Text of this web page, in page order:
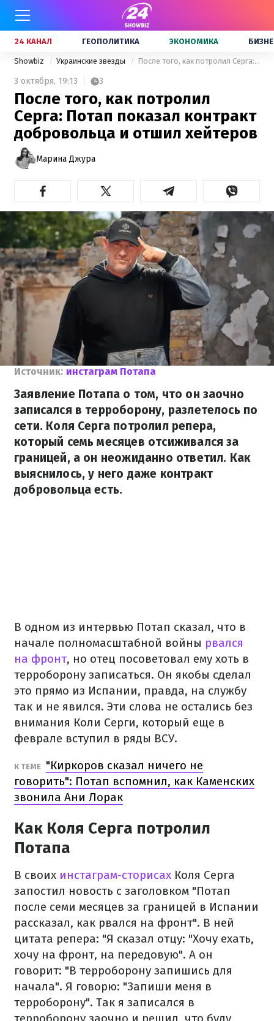
24 КАНАЛ ГЕОПОЛИТИКА ЭКОНОМИКА
Showbiz Украинские звезды После того, как потролил Серга: Потап показал контракт добровольца и отшил хейтеров
3 октября, 19:13 3
После того, как потролил
Серга: Потап показал контракт
добровольца и отшил хейтеров
Марина Джура
Источник: инстаграм Потапа
Заявление Потапа о том, что он заочно
записался в терроборону, разлетелось по
сети. Коля Серга потролил репера,
который семь месяцев отсиживался за
границей, а он неожиданно ответил. Как
выяснилось, у него даже контракт
добровольца есть.
В одном из интервью Потап сказал, что в
начале полномасштабной войны рвался
на фронт, но отец посоветовал ему хоть в
терроборону записаться. Он якобы сделал
это прямо из Испании, правда, на службу
так и не явился. Эти слова не остались без
внимания Коли Серги, который еще в
феврале вступил в ряды ВСУ.
К ТЕМЕ "Киркоров сказал ничего не
говорить": Потап вспомнил, как Каменских
звонила Ани Лорак
Как Коля Серга потролил
Потапа
В своих инстаграм-сторисах Коля Серга
запостил новость с заголовком "Потап
после семи месяцев за границей в Испании
рассказал, как рвался на фронт". В ней
цитата репера: "Я сказал отцу: "Хочу ехать,
хочу на фронт, на передовую". А он
говорит: "В терроборону запишись для
начала". Я говорю: "Запиши меня в
терроборону". Так я записался в